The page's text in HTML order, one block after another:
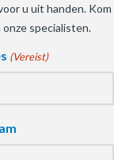
u uit handen. Kom
specialisten.
(Vereist)